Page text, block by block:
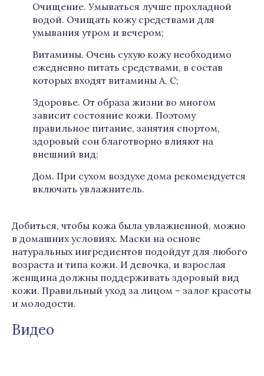
Очищение. Умываться лучше прохладной
водой. Очищать кожу средствами для
умывания утром и вечером;
Витамины. Очень сухую кожу необходимо
ежедневно питать средствами, в состав
которых входят витамины А, С;
Здоровье. От образа жизни во многом
зависит состояние кожи. Поэтому
правильное питание, занятия спортом,
здоровый сон благотворно влияют на
внешний вид;
Дом. При сухом воздухе дома рекомендуется
включать увлажнитель.
Добиться, чтобы кожа была увлажненной, можно
в домашних условиях. Маски на основе
натуральных ингредиентов подойдут для любого
возраста и типа кожи. И девочка, и взрослая
женщина должны поддерживать здоровый вид
кожи. Правильный уход за лицом – залог красоты
и молодости.
Видео